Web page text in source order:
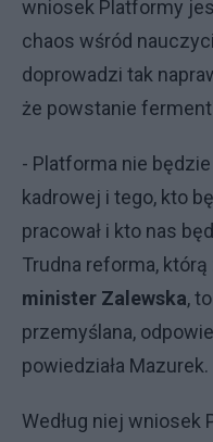
wniosek Platformy
chaos wśród
doprowadzi tak
że powstanie
- Platforma nie
kadrowej i tego, kto
pracował i kto nas
Trudna reforma,
minister Zalewska,
przemyślana,
powiedziała Mazurek.
Według niej wniosek